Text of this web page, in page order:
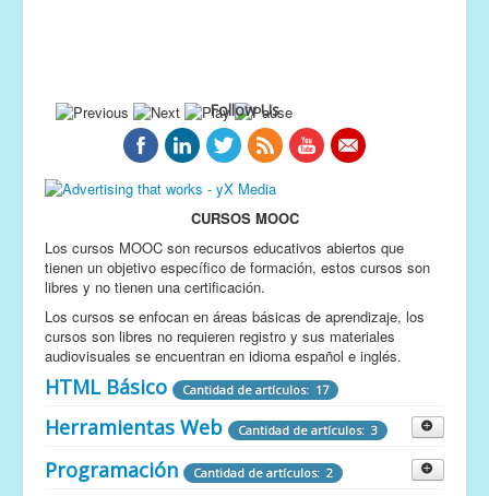
Follow Us
CURSOS MOOC
Los cursos MOOC son recursos educativos abiertos que
tienen un objetivo específico de formación, estos cursos son
libres y no tienen una certificación.
Los cursos se enfocan en áreas básicas de aprendizaje, los
cursos son libres no requieren registro y sus materiales
audiovisuales se encuentran en idioma español e inglés.
HTML Básico Cantidad de artículos: 17
Herramientas Web Cantidad de artículos: 3
Google Drive Cantidad de artículos: 6
Programación Cantidad de artículos: 2